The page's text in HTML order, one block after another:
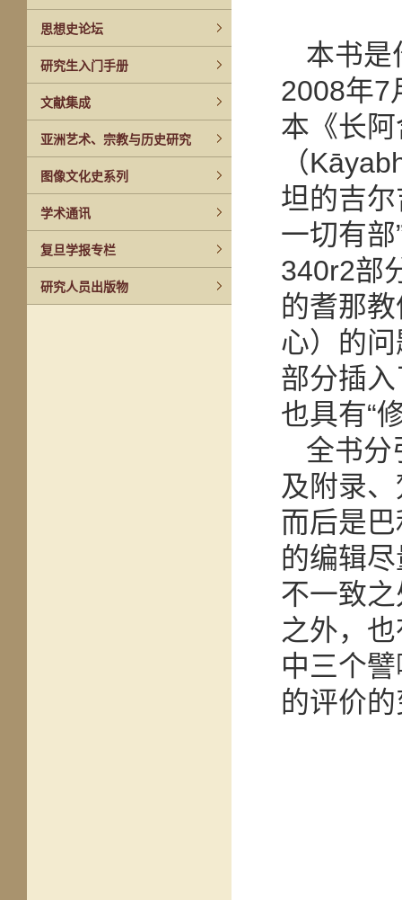
思想史论坛
研究生入门手册
文献集成
亚洲艺术、宗教与历史研究
图像文化史系列
学术通讯
复旦学报专栏
研究人员出版物
本书是
2008年7
本《长
（
坦的吉
一切有
340r2部
的耆那
心）的
部分插
也具有“
全书分
及附录
而后是
的编辑
不一致
之外，
中三个
的评价